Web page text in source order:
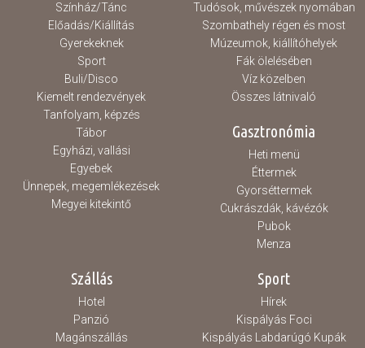
Színház/Tánc
Előadás/Kiállítás
Gyerekeknek
Sport
Buli/Disco
Kiemelt rendezvények
Tanfolyam, képzés
Tábor
Egyházi, vallási
Egyebek
Ünnepek, megemlékezések
Megyei kitekintő
Tudósok, művészek nyomában
Szombathely régen és most
Múzeumok, kiállítóhelyek
Fák ölelésében
Víz közelben
Összes látnivaló
Gasztronómia
Heti menü
Éttermek
Gyorséttermek
Cukrászdák, kávézók
Pubok
Menza
Szállás
Hotel
Panzió
Magánszállás
Sport
Hírek
Kispályás Foci
Kispályás Labdarúgó Kupák